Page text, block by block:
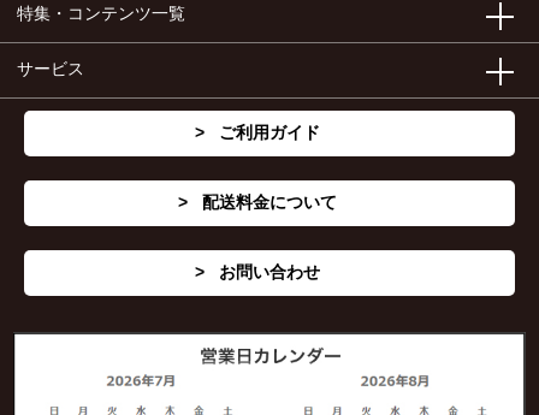
特集・コンテンツ一覧
サービス
ご利用ガイド
配送料金について
お問い合わせ